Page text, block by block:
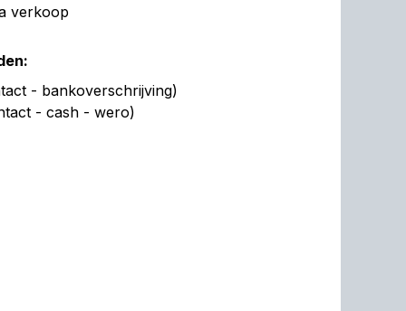
verkoop
- bankoverschrijving)
- cash - wero)